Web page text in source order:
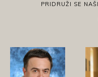
PRIDRUŽI SE